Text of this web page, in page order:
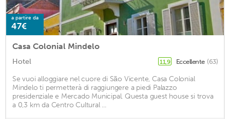
a partire da
47€
Casa Colonial Mindelo
Hotel 11,9 Eccellente (63)
Se vuoi alloggiare nel cuore di São Vicente, Casa Colonial
Mindelo ti permetterà di raggiungere a piedi Palazzo
presidenziale e Mercado Municipal. Questa guest house si trova
a 0,3 km da Centro Cultural ...